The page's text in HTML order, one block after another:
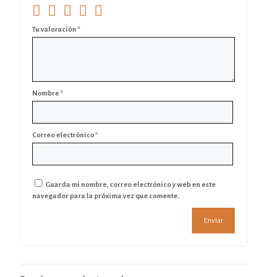
Tu valoración *
Nombre*
Correo electrónico*
Guarda mi nombre, correo electrónico y web en este
navegador para la próxima vez que comente.